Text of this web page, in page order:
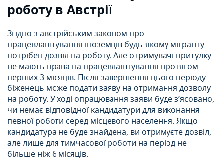
роботу в Австрії
Згідно з австрійським законом про
працевлаштування іноземців будь-якому мігранту
потрібен дозвіл на роботу. Але отримувачі притулку
не мають права на працевлаштування протягом
перших 3 місяців. Після завершення цього періоду
біженець може подати заяву на отримання дозволу
на роботу. У ході опрацювання заяви буде з’ясовано,
чи немає відповідної кандидатури для виконання
певної роботи серед місцевого населення. Якщо
кандидатура не буде знайдена, ви отримуєте дозвіл,
але лише для тимчасової роботи на період не
більше ніж 6 місяців.